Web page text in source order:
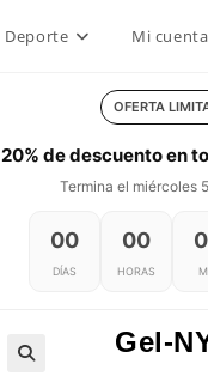
Deporte Mi cuenta
OFERTA
20% de descuento en
Termina el miércoles
00
DÍAS
00
HORAS
Gel-